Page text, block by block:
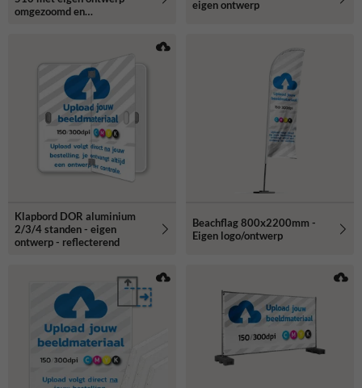
omgezoomd en
eigen ontwerp
Klapbord DOR aluminium
2/3/4 standen - eigen
ontwerp - reflecterend
Beachflag 800x2200mm -
Eigen logo/ontwerp